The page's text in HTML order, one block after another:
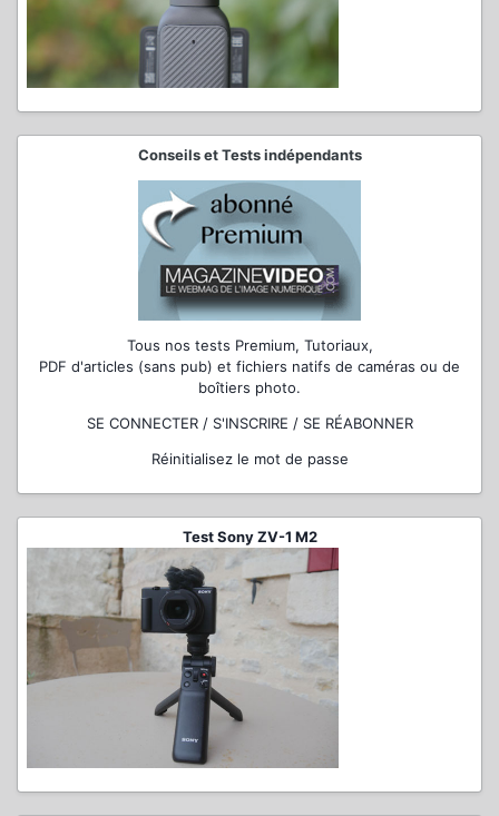
Conseils et Tests indépendants
Tous nos tests Premium, Tutoriaux,
PDF d'articles (sans pub) et fichiers natifs de caméras ou de
boîtiers photo.
SE CONNECTER / S'INSCRIRE / SE RÉABONNER
Réinitialisez le mot de passe
Test Sony ZV-1 M2